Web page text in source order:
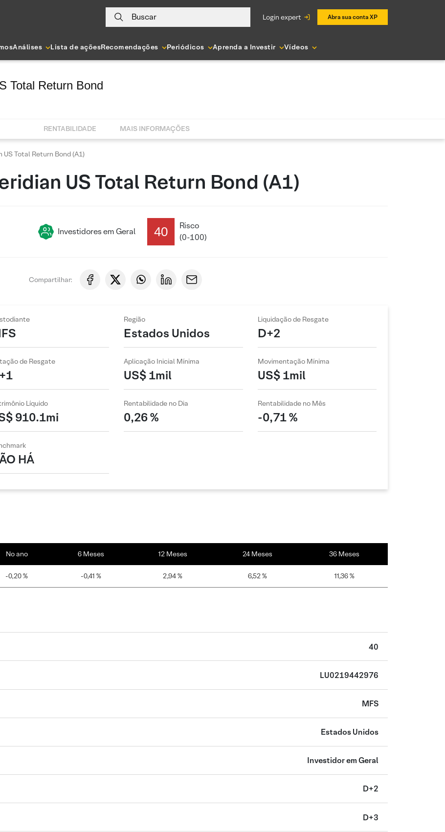
Buscar login expert Abra sua conta XP
Análises Lista de açõesRecomendações Periódicos Aprenda a Investir Vídeos
Total Return Bond
RENTABILIDADE MAIS INFORMAÇÕES
US Total Return Bond (A1)
US Total Return Bond (A1)
Investidores em Geral 40
Risco
(0-100)
Compartilhar:
Região
Estados Unidos
Liquidação de Resgate
D+2
de Resgate Aplicação Inicial Mínima
US$ 1mil
Movimentação Mínima
US$ 1mil
Líquido
910.1mi
Rentabilidade no Dia
0,26 %
Rentabilidade no Mês
-0,71 %
HÁ
No ano 6 Meses 12 Meses 24 Meses 36 Meses
-0,20 % -0,41 % 2,94 % 6,52 % 11,36 %
40
LU0219442976
MFS
Estados Unidos
Investidor em Geral
D+2
D+3